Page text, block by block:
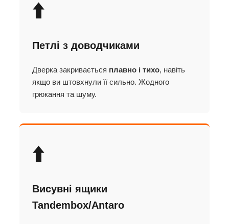
⬆️
Петлі з доводчиками
Дверка закривається плавно і тихо, навіть
якщо ви штовхнули її сильно. Жодного
грюкання та шуму.
⬆️
Висувні ящики
Tandembox/Antaro